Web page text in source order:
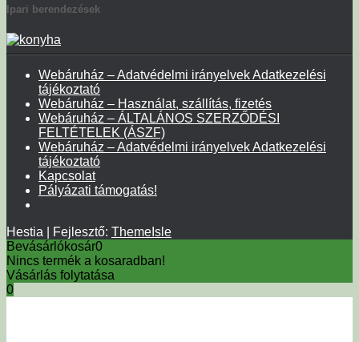
Ipari berendezések
Webáruház – Adatvédelmi irányelvek Adatkezelési
tájékoztató
Webáruház – Használat, szállítás, fizetés
Webáruház – ÁLTALÁNOS SZERZŐDÉSI
FELTÉTELEK (ÁSZF)
Webáruház – Adatvédelmi irányelvek Adatkezelési
tájékoztató
Kapcsolat
Pályázati támogatás!
Hestia | Fejlesztő: ThemeIsle
Bevásárlókosár0
Nincs termék a kosaradban!
Vásárlás folytatása
0